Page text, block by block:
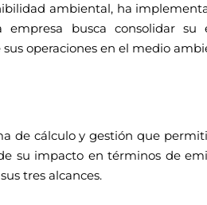
ambiental, ha
busca consolidar su
operaciones en el medio
de cálculo y gestión que
su impacto en términos de
tres alcances.